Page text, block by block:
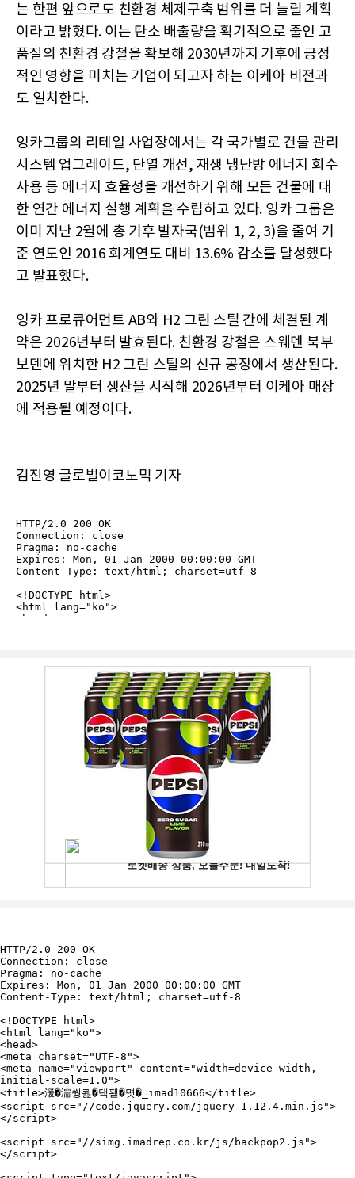
는 한편 앞으로도 친환경 체제구축 범위를 더 늘릴 계획
이라고 밝혔다. 이는 탄소 배출량을 획기적으로 줄인 고
품질의 친환경 강철을 확보해 2030년까지 기후에 긍정
적인 영향을 미치는 기업이 되고자 하는 이케아 비전과
도 일치한다.
잉카그룹의 리테일 사업장에서는 각 국가별로 건물 관리
시스템 업그레이드, 단열 개선, 재생 냉난방 에너지 회수
사용 등 에너지 효율성을 개선하기 위해 모든 건물에 대
한 연간 에너지 실행 계획을 수립하고 있다. 잉카 그룹은
이미 지난 2월에 총 기후 발자국(범위 1, 2, 3)을 줄여 기
준 연도인 2016 회계연도 대비 13.6% 감소를 달성했다
고 발표했다.
잉카 프로큐어먼트 AB와 H2 그린 스틸 간에 체결된 계
약은 2026년부터 발효된다. 친환경 강철은 스웨덴 북부
보덴에 위치한 H2 그린 스틸의 신규 공장에서 생산된다.
2025년 말부터 생산을 시작해 2026년부터 이케아 매장
에 적용될 예정이다.
김진영 글로벌이코노믹 기자